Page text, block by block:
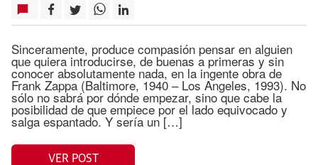
Sinceramente, produce compasión pensar en alguien
que quiera introducirse, de buenas a primeras y sin
conocer absolutamente nada, en la ingente obra de
Frank Zappa (Baltimore, 1940 – Los Angeles, 1993). No
sólo no sabrá por dónde empezar, sino que cabe la
posibilidad de que empiece por el lado equivocado y
salga espantado. Y sería un […]
VER POST